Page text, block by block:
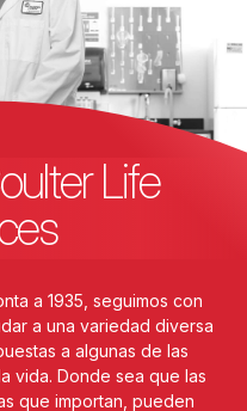
Life
a 1935, seguimos con
a una variedad diversa
a algunas de las
vida. Donde sea que las
que importan, pueden